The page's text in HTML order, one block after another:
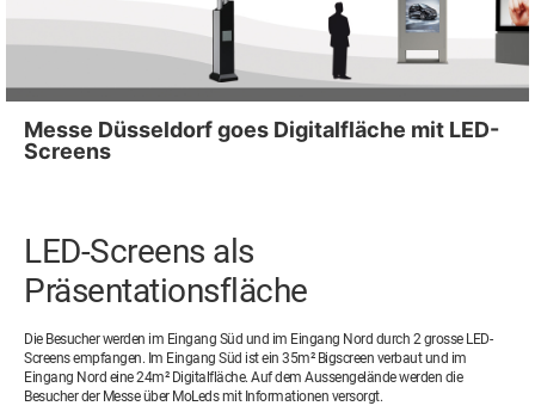
Messe Düsseldorf goes Digitalfläche mit LED-
Screens
LED-Screens als
Präsentationsfläche
Die Besucher werden im Eingang Süd und im Eingang Nord durch 2 grosse LED-
Screens empfangen. Im Eingang Süd ist ein 35m² Bigscreen verbaut und im
Eingang Nord eine 24m² Digitalfläche. Auf dem Aussengelände werden die
Besucher der Messe über MoLeds mit Informationen versorgt.